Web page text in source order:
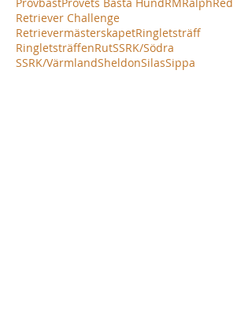
Retriever Challenge
RetrievermästerskapetRingletsträff
RingletsträffenRutSSRK/Södra
SSRK/VärmlandSheldonSilasSippa